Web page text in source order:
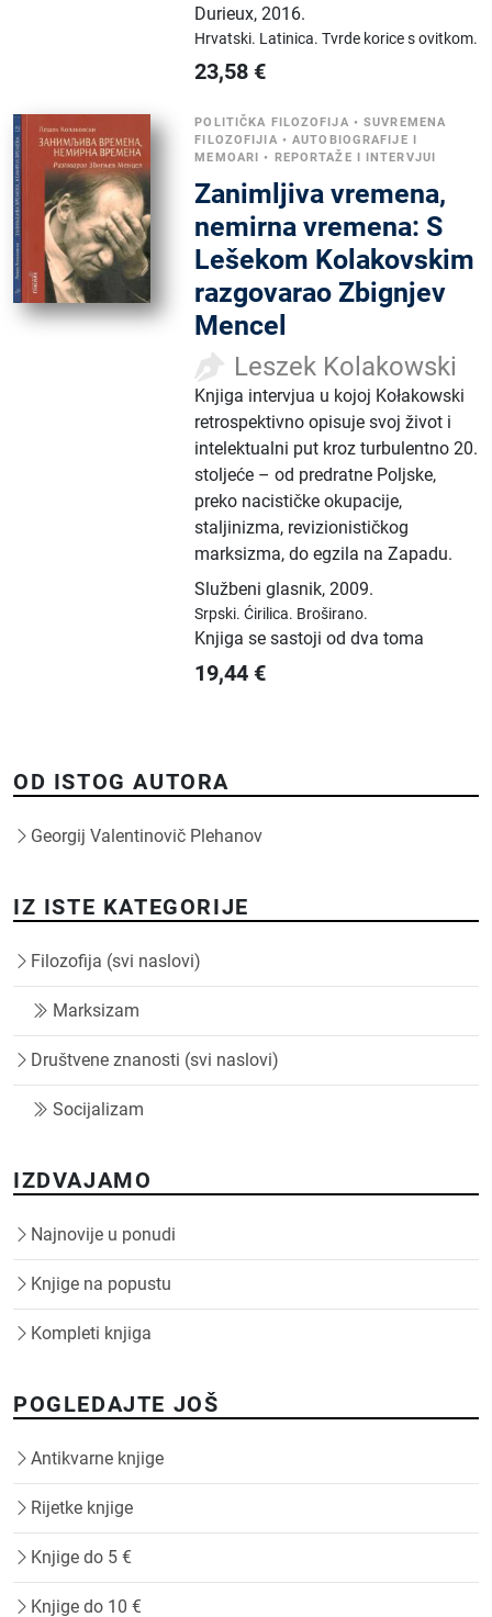
Durieux,2016.
Hrvatski. Latinica.Tvrde korice s ovitkom.
23,58 €
POLITIČKA FILOZOFIJA •SUVREMENA
FILOZOFIJIA •AUTOBIOGRAFIJE I
MEMOARI • REPORTAŽE I INTERVJUI
Zanimljiva vremena,
nemirna vremena: S
Lešekom Kolakovskim
razgovarao Zbignjev
Mencel
Leszek Kolakowski
Knjiga intervjua u kojoj Kołakowski
retrospektivno opisuje svoj život i
intelektualni put kroz turbulentno 20.
stoljeće – od predratne Poljske,
preko nacističke okupacije,
staljinizma, revizionističkog
marksizma, do egzila na Zapadu.
Službeni glasnik,2009.
Srpski.Ćirilica. Broširano.
Knjiga se sastoji od dva toma
19,44 €
OD ISTOG AUTORA
Georgij Valentinovič Plehanov
IZ ISTE KATEGORIJE
Filozofija (svi naslovi)
Marksizam
Društvene znanosti (svi naslovi)
Socijalizam
IZDVAJAMO
Najnovije u ponudi
Knjige na popustu
Kompleti knjiga
POGLEDAJTE JOŠ
Antikvarne knjige
Rijetke knjige
Knjige do 5 €
Knjige do 10 €